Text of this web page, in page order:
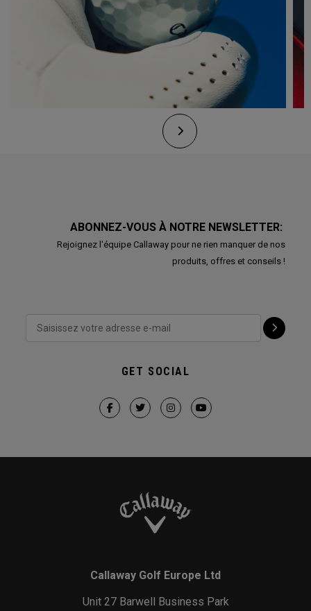
ABONNEZ-VOUS À NOTRE NEWSLETTER:
Rejoignez l'équipe Callaway pour ne rien manquer de nos
produits, offres et conseils !
GET SOCIAL
Callaway Golf Europe Ltd
Unit 27 Barwell Business Park